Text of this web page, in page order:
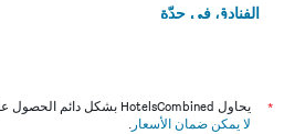
الفنادق في جدّة
*
يحاول HotelsCombined بشكل دائم الحصول على الأسعار الدقيقة، ولكن
لا يمكن ضمان الأسعار .